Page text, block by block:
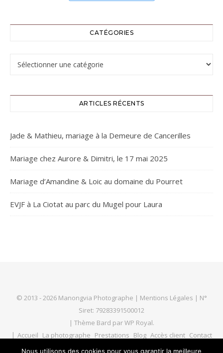
CATÉGORIES
Catégories
ARTICLES RÉCENTS
Jade & Mathieu, mariage à la Demeure de Cancerilles
Mariage chez Aurore & Dimitri, le 17 mai 2025
Mariage d’Amandine & Loic au domaine du Pourret
EVJF à La Ciotat au parc du Mugel pour Laura
© 2013 - 2026 Manongvia Photographe | Mentions Légales | N°
Siret: 79283391500012
| Thème Bard parWP Royal.
Accueil La photographe Prestations Blog Accès client Contact
Nous utilisons des cookies pour vous garantir la meilleure